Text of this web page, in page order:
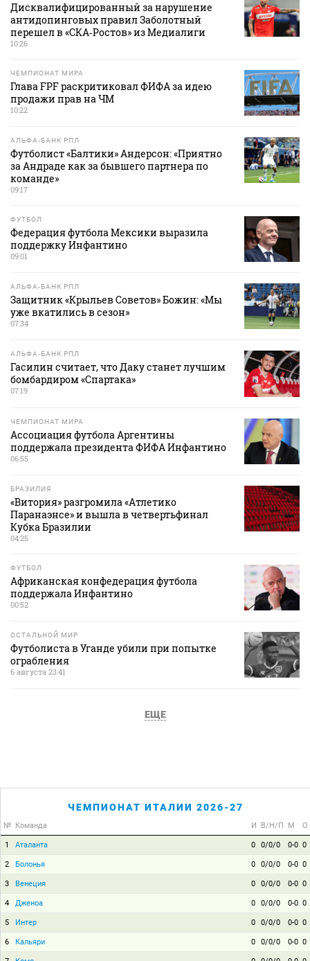
Дисквалифицированный за нарушение
антидопинговых правил Заболотный
перешел в «СКА‑Ростов» из Медиалиги
10:26
ЧЕМПИОНАТ МИРА
Глава FPF раскритиковал ФИФА за идею
продажи прав на ЧМ
10:22
АЛЬФА-БАНК РПЛ
Футболист «Балтики» Андерсон: «Приятно
за Андраде как за бывшего партнера по
команде»
09:17
ФУТБОЛ
Федерация футбола Мексики выразила
поддержку Инфантино
09:01
АЛЬФА-БАНК РПЛ
Защитник «Крыльев Советов» Божин: «Мы
уже вкатились в сезон»
07:34
АЛЬФА-БАНК РПЛ
Гасилин считает, что Даку станет лучшим
бомбардиром «Спартака»
07:19
ЧЕМПИОНАТ МИРА
Ассоциация футбола Аргентины
поддержала президента ФИФА Инфантино
06:55
БРАЗИЛИЯ
«Витория» разгромила «Атлетико
Паранаэнсе» и вышла в четвертьфинал
Кубка Бразилии
04:25
ФУТБОЛ
Африканская конфедерация футбола
поддержала Инфантино
00:52
ОСТАЛЬНОЙ МИР
Футболиста в Уганде убили при попытке
ограбления
6 августа 23:41
ЕЩЕ
ЧЕМПИОНАТ ИТАЛИИ 2026-27
№ Команда И В/Н/П М О
1 Аталанта 0 0/0/0 0-0 0
2 Болонья 0 0/0/0 0-0 0
3 Венеция 0 0/0/0 0-0 0
4 Дженоа 0 0/0/0 0-0 0
5 Интер 0 0/0/0 0-0 0
6 Кальяри 0 0/0/0 0-0 0